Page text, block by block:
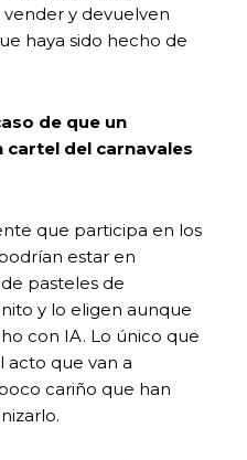
y devuelven
haya sido hecho de
de que un
del carnavales
que participa en los
estar en
pasteles de
y lo eligen aunque
con IA. Lo único que
acto que van a
cariño que han